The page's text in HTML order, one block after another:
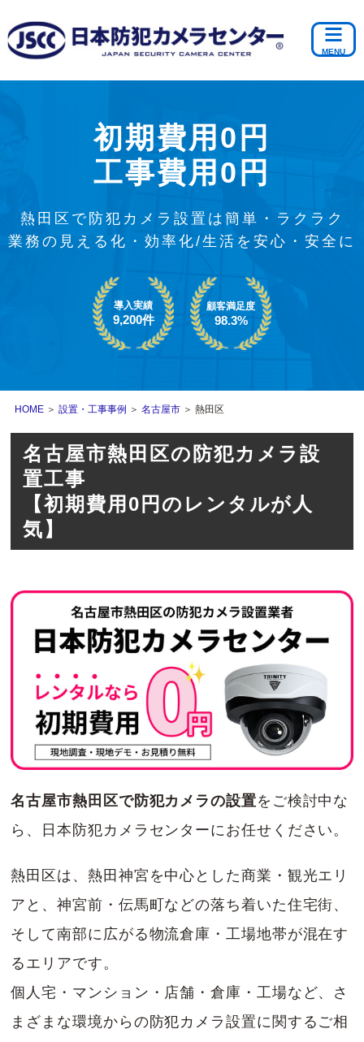
初期費用0円
工事費用0円
熱田区で防犯カメラ設置は簡単・ラクラク
業務の見える化・効率化/生活を安心・安全に
導入実績
9,200件
顧客満足度
98.3%
HOME ＞設置・工事事例 ＞名古屋市 ＞ 熱田区
名古屋市熱田区の防犯カメラ設
置工事
【初期費用0円のレンタルが人
気】
名古屋市熱田区で防犯カメラの設置をご検討中な
ら、日本防犯カメラセンターにお任せください。
熱田区は、熱田神宮を中心とした商業・観光エリ
アと、神宮前・伝馬町などの落ち着いた住宅街、
そして南部に広がる物流倉庫・工場地帯が混在す
るエリアです。
個人宅・マンション・店舗・倉庫・工場など、さ
まざまな環境からの防犯カメラ設置に関するご相